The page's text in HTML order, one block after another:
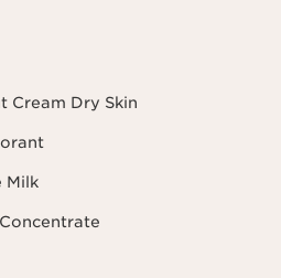
Cream Dry Skin
Milk